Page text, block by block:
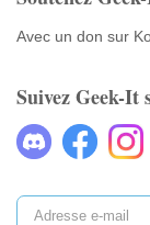
Avec un don sur
Suivez Geek-It
A